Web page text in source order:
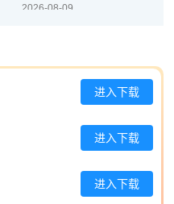
2026-08-08
进入下载
进入下载
进入下载